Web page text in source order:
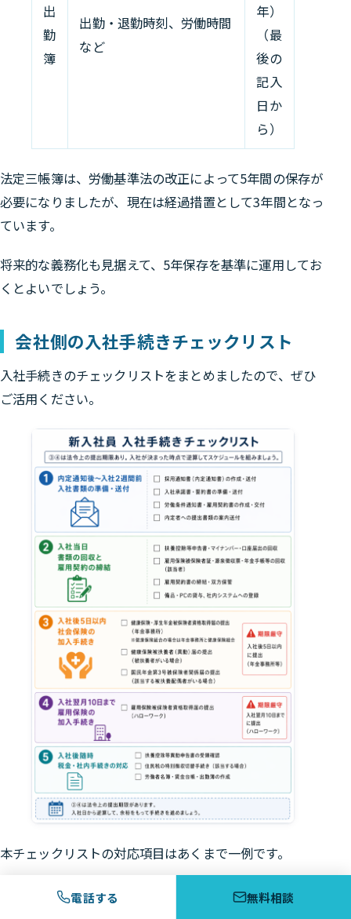
出
勤
簿
出勤・退勤時刻、労働時間
など
年）
（最
後の
記入
日か
ら）
法定三帳簿は、労働基準法の改正によって5年間の保存が
必要になりましたが、現在は経過措置として3年間となっ
ています。
将来的な義務化も見据えて、5年保存を基準に運用してお
くとよいでしょう。
会社側の入社手続きチェックリスト
入社手続きのチェックリストをまとめましたので、ぜひ
ご活用ください。
本チェックリストの対応項目はあくまで一例です。
対応する順番や時期は会社の運用によって異なる場合が
電話する 無料相談